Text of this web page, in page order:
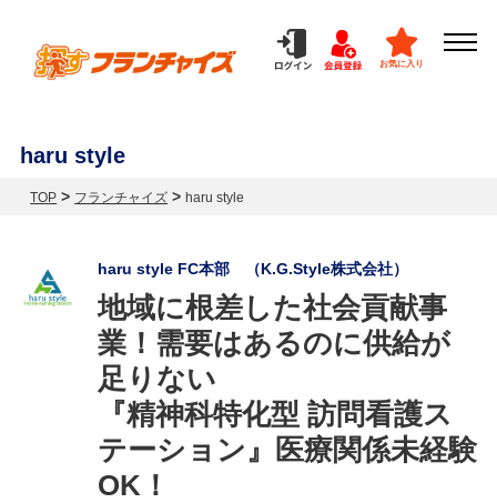
お気に入り
haru style
TOP > フランチャイズ >haru style
haru style FC本部 （K.G.Style株式会社）
地域に根差した社会貢献事
業！需要はあるのに供給が
足りない
『精神科特化型 訪問看護ス
テーション』医療関係未経験
OK！